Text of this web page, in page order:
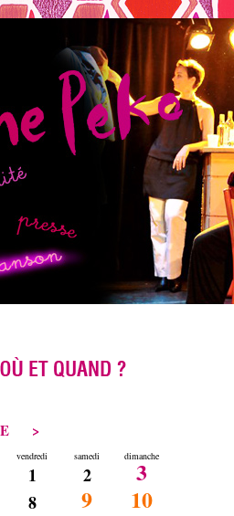
>
vendredi samedi dimanche
1 2 3
8 9 10